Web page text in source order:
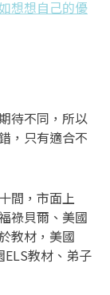
想想自己的優
待不同，所以
，只有適合不
間，市面上
祿貝爾、美國
教材，美國
教材、弟子